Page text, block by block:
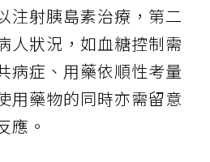
注射胰島素治療，第二
人狀況，如血糖控制需
病症、用藥依順性考量
用藥物的同時亦需留意
應。